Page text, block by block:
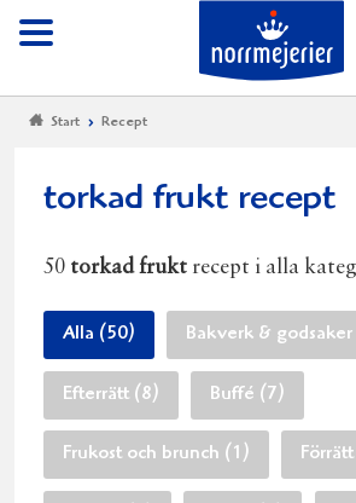
Meny
Start Recept
torkad frukt recept
50 torkad frukt recept i alla
Alla (50) Bakverk &
Efterrätt (8) Buffé (7)
Frukost och brunch (1)